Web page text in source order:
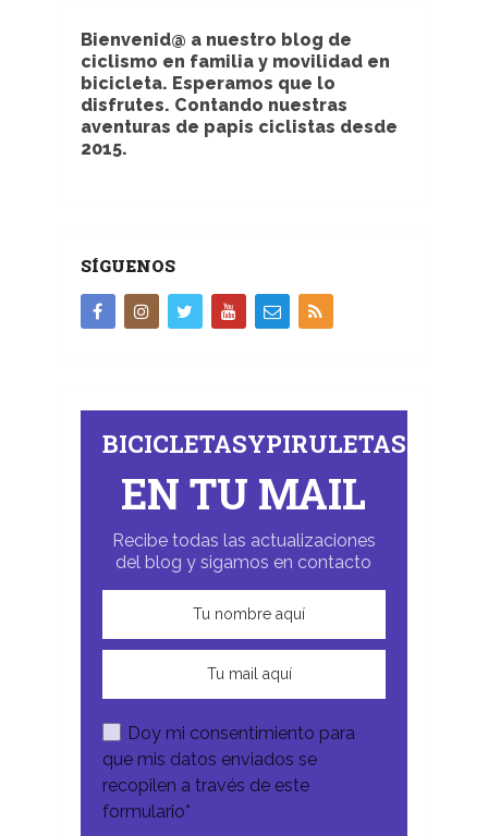
Bienvenid@ a nuestro blog de
ciclismo en familia y movilidad en
bicicleta. Esperamos que lo
disfrutes. Contando nuestras
aventuras de papis ciclistas desde
2015.
SÍGUENOS
BICICLETASYPIRULETAS.COM
EN TU MAIL
Recibe todas las actualizaciones
del blog y sigamos en contacto
Doy mi consentimiento para
que mis datos enviados se
recopilen a través de este
formulario*